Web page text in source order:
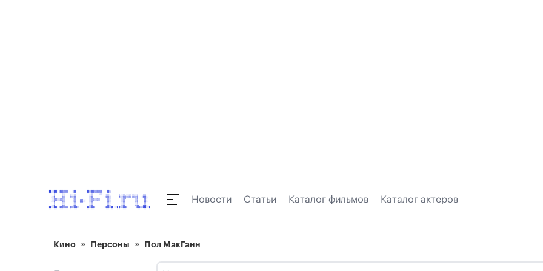
Новости Статьи Каталог фильмов Каталог актеров
Кино Персоны Пол МакГанн